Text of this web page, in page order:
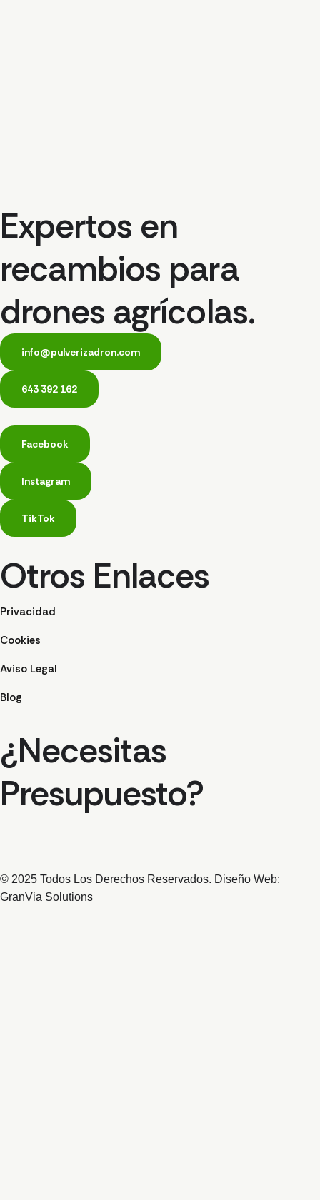
Expertos en
recambios para
drones agrícolas.
info@pulverizadron.com
643 392 162
Facebook
Instagram
TikTok
Otros Enlaces
Privacidad
Cookies
Aviso Legal
Blog
¿Necesitas
Presupuesto?
© 2025 Todos Los Derechos Reservados. Diseño Web:
GranVia Solutions